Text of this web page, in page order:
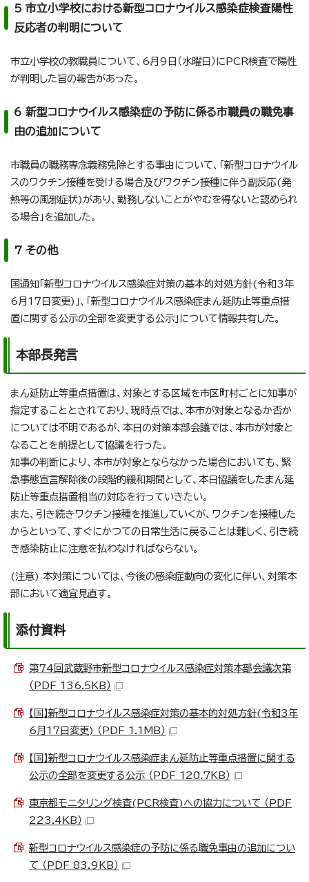
5 市立小学校における新型コロナウイルス感染症検査陽性
反応者の判明について
市立小学校の教職員について、6月9日（水曜日）にPCR検査で陽性
が判明した旨の報告があった。
6 新型コロナウイルス感染症の予防に係る市職員の職免事
由の追加について
市職員の職務専念義務免除とする事由について、「新型コロナウイル
スのワクチン接種を受ける場合及びワクチン接種に伴う副反応(発
熱等の風邪症状)があり、勤務しないことがやむを得ないと認められ
る場合」を追加した。
7 その他
国通知「新型コロナウイルス感染症対策の基本的対処方針(令和3年
6月17日変更)」、「新型コロナウイルス感染症まん延防止等重点措
置に関する公示の全部を変更する公示」について情報共有した。
本部長発言
まん延防止等重点措置は、対象とする区域を市区町村ごとに知事が
指定することとされており、現時点では、本市が対象となるか否か
については不明であるが、本日の対策本部会議では、本市が対象と
なることを前提として協議を行った。
知事の判断により、本市が対象とならなかった場合においても、緊
急事態宣言解除後の段階的緩和期間として、本日協議をしたまん延
防止等重点措置相当の対応を行っていきたい。
また、引き続きワクチン接種を推進していくが、ワクチンを接種した
からといって、すぐにかつての日常生活に戻ることは難しく、引き続
き感染防止に注意を払わなければならない。
(注意) 本対策については、今後の感染症動向の変化に伴い、対策本
部において適宜見直す。
添付資料
第74回武蔵野市新型コロナウイルス感染症対策本部会議次第
（PDF 136.5KB）
【国】新型コロナウイルス感染症対策の基本的対処方針(令和3年
6月17日変更) （PDF 1.1MB）
【国】新型コロナウイルス感染症まん延防止等重点措置に関する
公示の全部を変更する公示 （PDF 120.7KB）
東京都モニタリング検査(PCR検査)への協力について （PDF
223.4KB）
新型コロナウイルス感染症の予防に係る職免事由の追加につい
て （PDF 83.9KB）